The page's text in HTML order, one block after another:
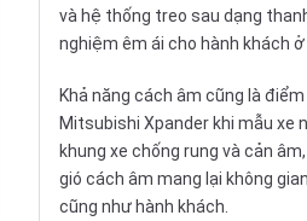
và hệ thống treo sau dạng
nghiệm êm ái cho hành khách
Khả năng cách âm cũng là
Mitsubishi Xpander khi mẫu xe
khung xe chống rung và cản
gió cách âm mang lại không
cũng như hành khách.